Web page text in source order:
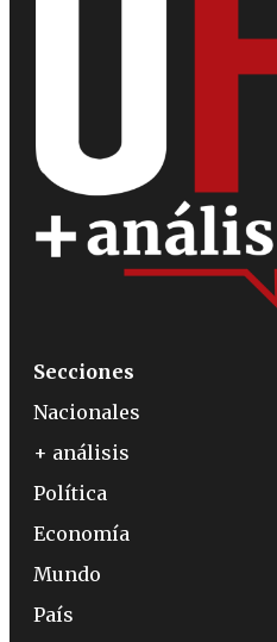
Secciones
Nacionales
+ análisis
Política
Economía
Mundo
País